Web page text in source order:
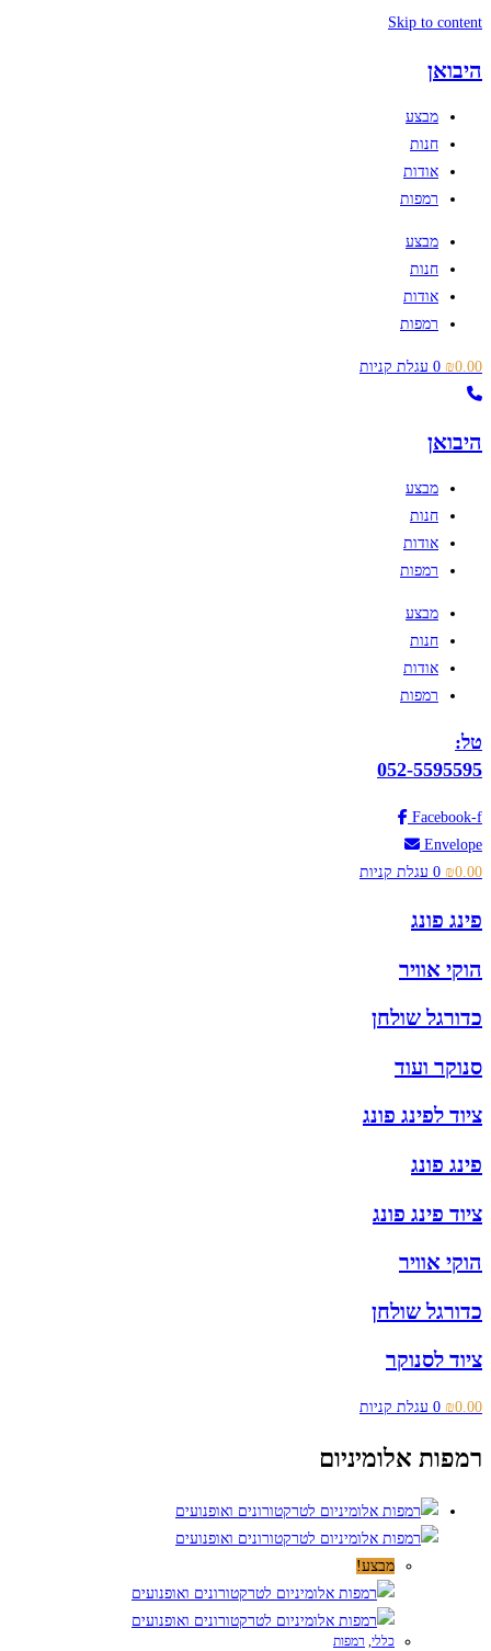
Skip to content
היבואן
מבצע
חנות
אודות
רמפות
מבצע
חנות
אודות
רמפות
₪0.00
0 עגלת קניות
היבואן
מבצע
חנות
אודות
רמפות
מבצע
חנות
אודות
רמפות
טל:
052-5595595
Facebook-f
Envelope
₪0.00
0 עגלת קניות
פינג פונג
הוקי אוויר
כדורגל שולחן
סנוקר ועוד
ציוד לפינג פונג
פינג פונג
ציוד פינג פונג
הוקי אוויר
כדורגל שולחן
ציוד לסנוקר
₪0.00
0 עגלת קניות
רמפות אלומיניום
מבצע!
כללי, רמפות